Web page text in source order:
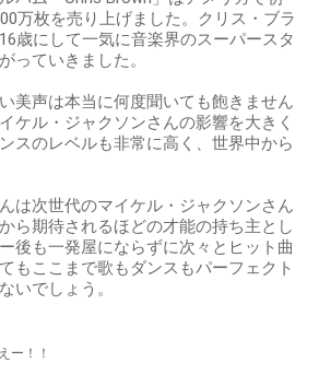
万枚を売り上げました。クリス・ブラ
歳にして一気に音楽界のスーパースタ
っていきました。
美声は本当に何度聞いても飽きません
ケル・ジャクソンさんの影響を大きく
スのレベルも非常に高く、世界中から
は次世代のマイケル・ジャクソンさん
ら期待されるほどの才能の持ち主とし
後も一発屋にならずに次々とヒット曲
もここまで歌もダンスもパーフェクト
いでしょう。
ー！！